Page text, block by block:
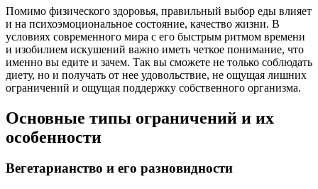
Помимо физического здоровья, правильный выбор еды влияет
и на психоэмоциональное состояние, качество жизни. В
условиях современного мира с его быстрым ритмом времени
и изобилием искушений важно иметь четкое понимание, что
именно вы едите и зачем. Так вы сможете не только соблюдать
диету, но и получать от нее удовольствие, не ощущая лишних
ограничений и ощущая поддержку собственного организма.
Основные типы ограничений и их
особенности
Вегетарианство и его разновидности